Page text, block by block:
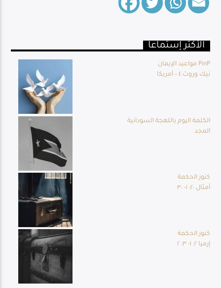
الأكثر إستماعا
مواعيد الإيمان PinP
نيك وروث ٤ – أمريكا
الكلمة اليوم باللهجة السودانية
المجد
كنوز الحكمة
أمثال ٢٠: ١- ٣٠
كنوز الحكمة
إرميا ٢: ١- ٣: ٢